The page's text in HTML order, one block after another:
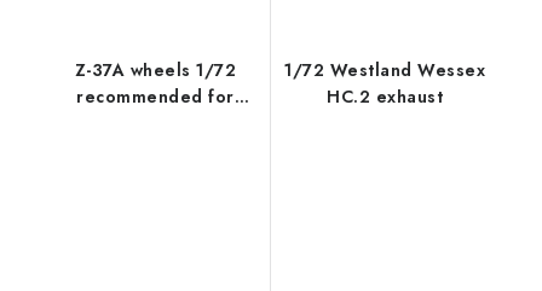
Z-37A wheels 1/72
recommended for
1/72 Westland Wessex
HC.2 exhaust